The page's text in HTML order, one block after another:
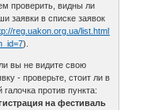
проверить, видны ли
заявки в списке заявок
reg.uakon.org.ua/list.html?
).
вы не видите свою
- проверьте, стоит ли в
галочка против пункта:
на фестиваль